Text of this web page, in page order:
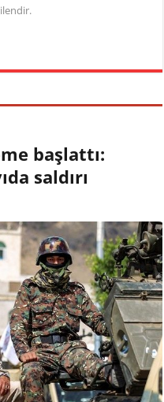
başlattı:
saldırı